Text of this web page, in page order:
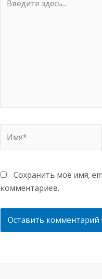
здесь...
Сохранить моё имя,
комментариев.